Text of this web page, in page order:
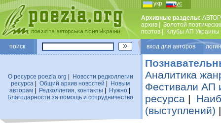
укр рус
Архивные разделы:
архив
Золотой
поэтов
Клубы АП Украины
поиск вход для авторов
О ресурсе poezia.org
Новости редколлегии
ресурса
Общий архив новостей
Новым
авторам| Редколлегия, контакты Нужно|
Благодарности за помощь и сотрудничество
Аналитика
Фестивали АП
ресурса |
(выступлений)